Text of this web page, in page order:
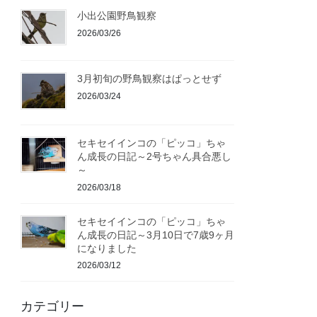
小出公園野鳥観察
2026/03/26
3月初旬の野鳥観察はぱっとせず
2026/03/24
セキセイインコの「ピッコ」ちゃ
ん成長の日記～2号ちゃん具合悪し
～
2026/03/18
セキセイインコの「ピッコ」ちゃ
ん成長の日記～3月10日で7歳9ヶ月
になりました
2026/03/12
カテゴリー